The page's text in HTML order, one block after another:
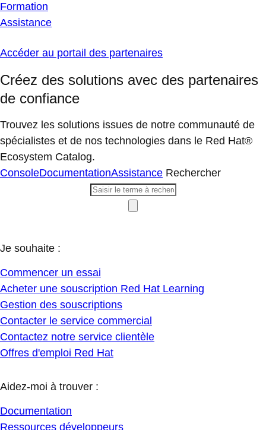
Formation
Assistance
Accéder au portail des partenaires
Créez des solutions avec des partenaires
de confiance
Trouvez les solutions issues de notre communauté de
spécialistes et de nos technologies dans le Red Hat®
Ecosystem Catalog.
ConsoleDocumentationAssistance Rechercher
Je souhaite :
Commencer un essai
Acheter une souscription Red Hat Learning
Gestion des souscriptions
Contacter le service commercial
Contactez notre service clientèle
Offres d'emploi Red Hat
Aidez-moi à trouver :
Documentation
Ressources développeurs